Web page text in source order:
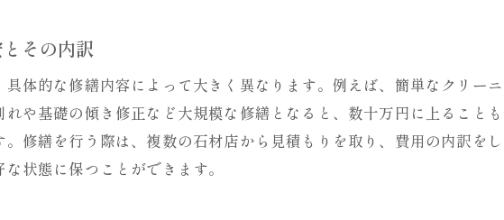
その内訳
体的な修繕内容によって大きく異なります。例えば、簡単なクリー
や基礎の傾き修正など大規模な修繕となると、数十万円に上ること
修繕を行う際は、複数の石材店から見積もりを取り、費用の内訳を
状態に保つことができます。